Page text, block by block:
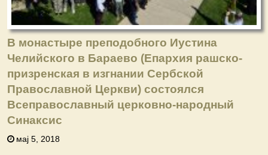
В монастыре преподобного Иустина
Челийского в Бараево (Епархия рашско-
призренская в изгнании Сербской
Православной Церкви) состоялся
Всеправославный церковно-народный
Синаксис
мај 5, 2018